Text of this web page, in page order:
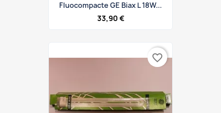
Fluocompacte GE Biax L 18W...
33,90 €
favorite_border